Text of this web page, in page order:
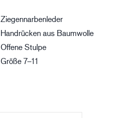
Ziegennarbenleder
Handrücken aus Baumwolle
Offene Stulpe
Größe 7–11